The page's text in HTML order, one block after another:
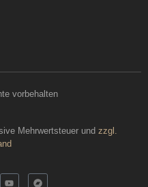
vorbehalten
Mehrwertsteuer und zzgl.